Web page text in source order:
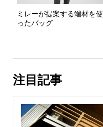
ミレーが提案する端材を使
ったバッグ
注目記事